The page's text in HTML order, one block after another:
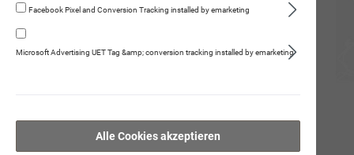
Schweizer Würste
Impfen & Entwurmen
Facebook Pixel and Conversion Tracking installed by emarketing
Microsoft Advertising UET Tag &amp; conversion tracking installed by emarketing
Alle Cookies akzeptieren